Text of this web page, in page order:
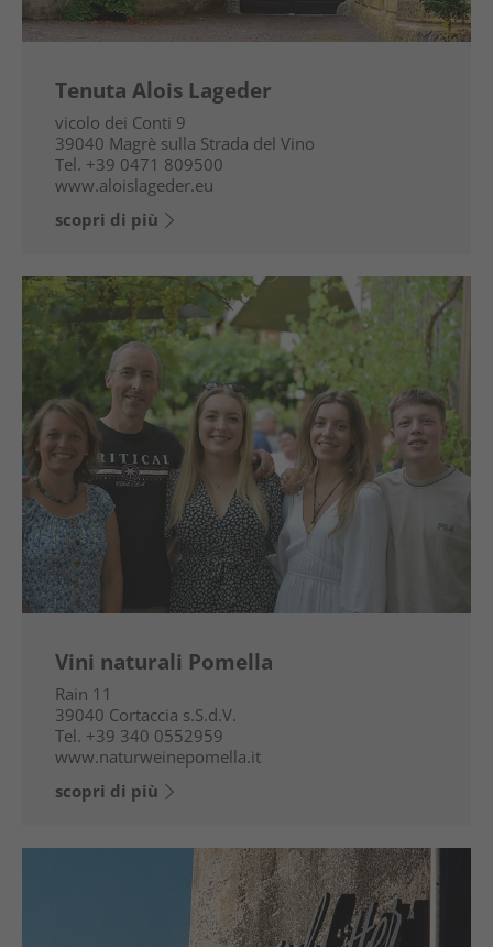
Tenuta Alois Lageder
vicolo dei Conti 9
39040 Magrè sulla Strada del Vino
Tel. +39 0471 809500
www.aloislageder.eu
scopri di più
Vini naturali Pomella
Rain 11
39040 Cortaccia s.S.d.V.
Tel. +39 340 0552959
www.naturweinepomella.it
scopri di più